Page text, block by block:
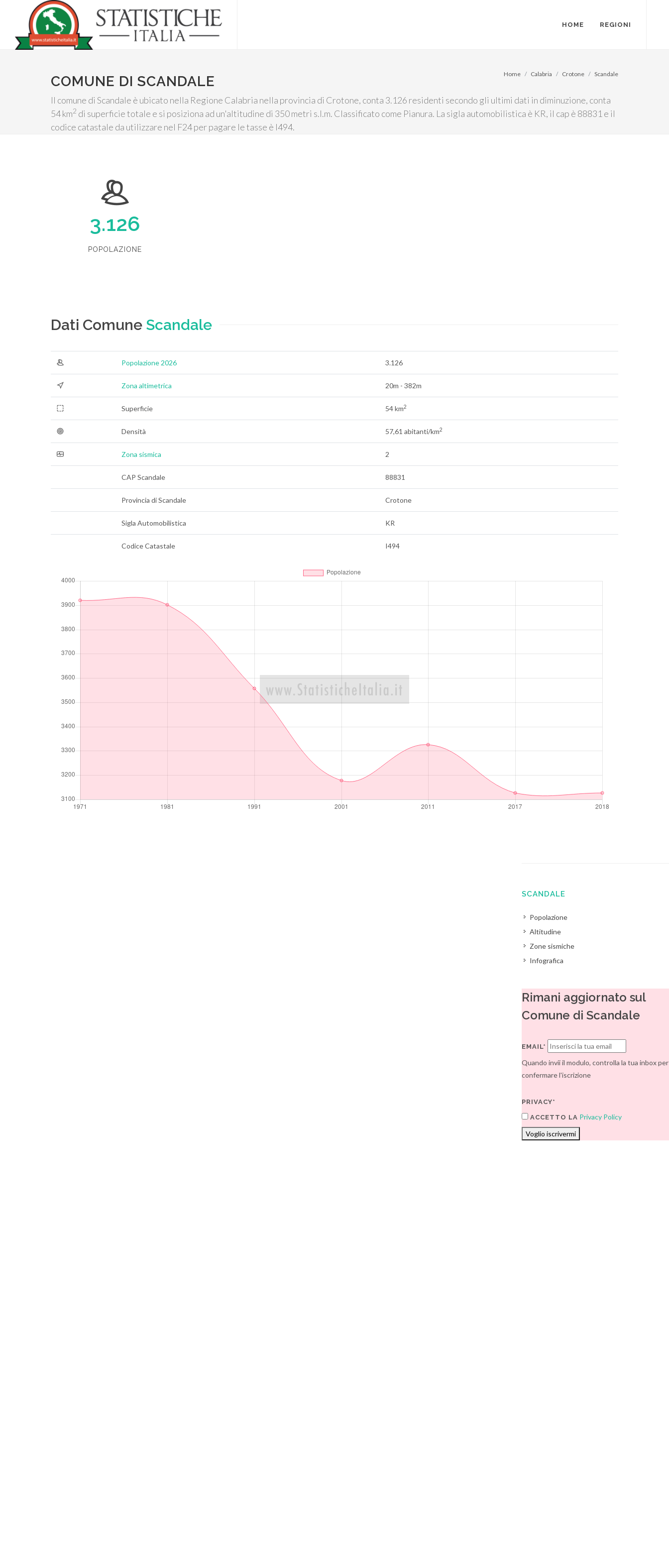
HOME REGIONI
COMUNE DI SCANDALE
Il comune di Scandale è ubicato nella Regione Calabria nella provincia di Crotone, conta 3.126 residenti secondo gli ultimi dati in diminuzione, conta
54 km2 di superficie totale e si posiziona ad un'altitudine di 350 metri s.l.m. Classificato come Pianura. La sigla automobilistica è KR, il cap è 88831 e il
codice catastale da utilizzare nel F24 per pagare le tasse è I494.
Home Calabria Crotone Scandale
3.126
POPOLAZIONE
Dati Comune Scandale
Popolazione 2026 3.126
Zona altimetrica 20m - 382m
Superficie 54 km2
Densità 57,61 abitanti/km2
Zona sismica 2
CAP Scandale 88831
Provincia di Scandale Crotone
Sigla Automobilistica KR
Codice Catastale I494
SCANDALE
Popolazione
Altitudine
Zone sismiche
Infografica
Rimani aggiornato sul
Comune di Scandale
EMAIL*
Quando invii il modulo, controlla la tua inbox per
confermare l'iscrizione
PRIVACY*
ACCETTO LA Privacy Policy
Voglio iscrivermi